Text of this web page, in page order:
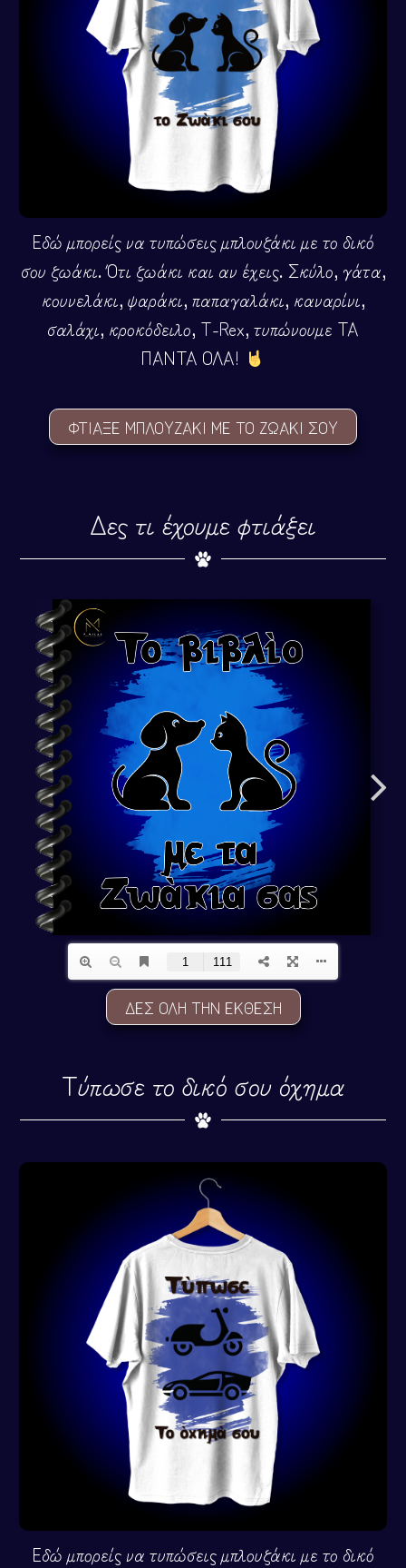
Εδώ μπορείς να τυπώσεις μπλουζάκι με το δικό
σου ζωάκι. Ότι ζωάκι και αν έχεις. Σκύλο, γάτα,
κουνελάκι, ψαράκι, παπαγαλάκι, καναρίνι,
σαλάχι, κροκόδειλο, T-Rex, τυπώνουμε ΤΑ
ΠΑΝΤΑ ΟΛΑ!
ΦΤΙΑΞΕ ΜΠΛΟYΖΑΚΙ ΜΕ ΤΟ ΖΩΑΚΙ ΣΟY
Δες τι έχουμε φτιάξει
ΔΕΣ ΟΛΗ ΤΗΝ ΕΚΘΕΣΗ
Τύπωσε το δικό σου όχημα
Εδώ μπορείς να τυπώσεις μπλουζάκι με το δικό